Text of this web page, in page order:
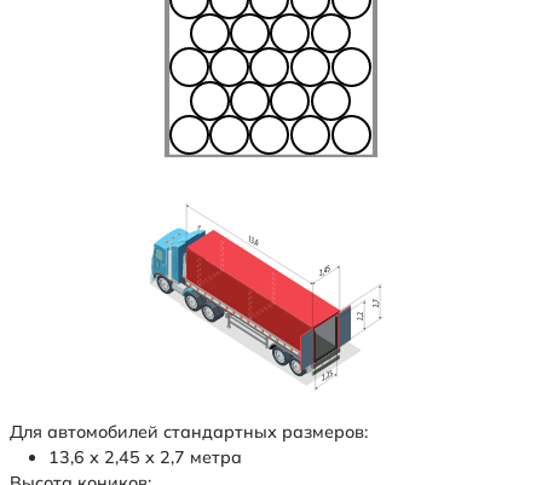
Для автомобилей стандартных размеров:
13,6 х 2,45 х 2,7 метра